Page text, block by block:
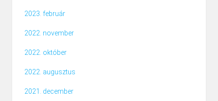
2023. február
2022. november
2022. október
2022. augusztus
2021. december